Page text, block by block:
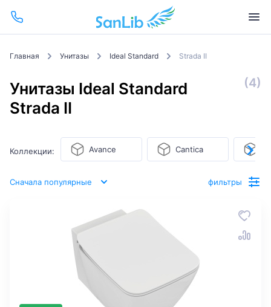
Главная Унитазы Ideal Standard Strada II
Унитазы Ideal Standard
Strada II
(4)
Коллекции: Avance Cantica
Сначала популярные фильтры